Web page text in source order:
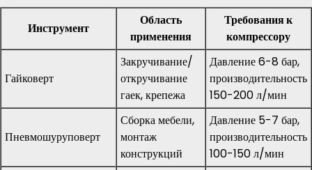
Инструмент
Область
применения
Требования к
компрессору
Гайковерт
Закручивание/
откручивание
гаек, крепежа
Давление 6-8 бар,
производительность
150-200 л/мин
Пневмошуруповерт
Сборка мебели,
монтаж
конструкций
Давление 5-7 бар,
производительность
100-150 л/мин